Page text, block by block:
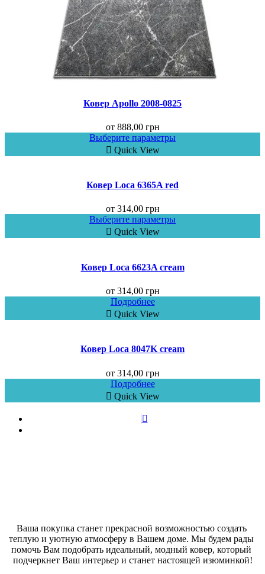
Ковер Аpollo 2008-0825
от 888,00 грн
Выберите параметры
Quick View
Ковер Loca 6365A red
от 314,00 грн
Выберите параметры
Quick View
Ковер Loca 6623A cream
от 314,00 грн
Подробнее
Quick View
Ковер Loca 8047K cream
от 314,00 грн
Подробнее
Quick View
Ваша покупка станет прекрасной возможностью создать
теплую и уютную атмосферу в Вашем доме. Мы будем рады
помочь Вам подобрать идеальный, модный ковер, который
подчеркнет Ваш интерьер и станет настоящей изюминкой!